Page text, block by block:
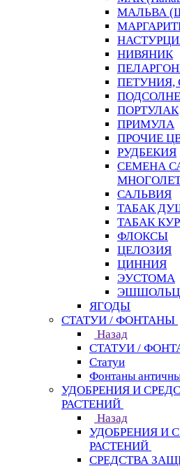
МАЛЬВА
НИВЯНИК
ПЕТУНИЯ,
ПОРТУЛАК
ПРИМУЛА
ПРОЧИЕ
РУДБЕКИЯ
СЕМЕНА
САЛЬВИЯ
ТАБАК
ТАБАК
ФЛОКСЫ
ЦЕЛОЗИЯ
ЦИННИЯ
ЭУСТОМА
ЯГОДЫ
СТАТУИ / ФОНТАНЫ
Назад
СТАТУИ /
Статуи
Фонтаны
УДОБРЕНИЯ И
РАСТЕНИЙ
Назад
УДОБРЕНИЯ И
РАСТЕНИЙ
СРЕДСТВА